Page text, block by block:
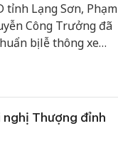
tỉnh Lạng Sơn, Phạm
Công Trưởng đã
bị lễ thông xe
Thượng đỉnh